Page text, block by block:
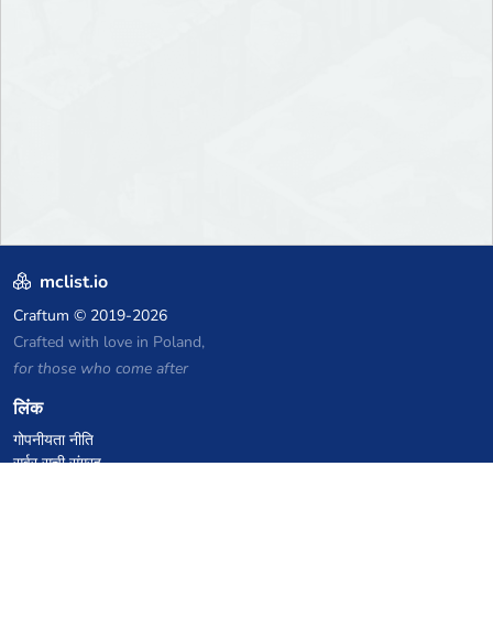
mclist.io
Craftum © 2019-2026
Crafted with love in Poland,
for those who come after
लिंक
गोपनीयता नीति
सर्वर सूची संग्रह